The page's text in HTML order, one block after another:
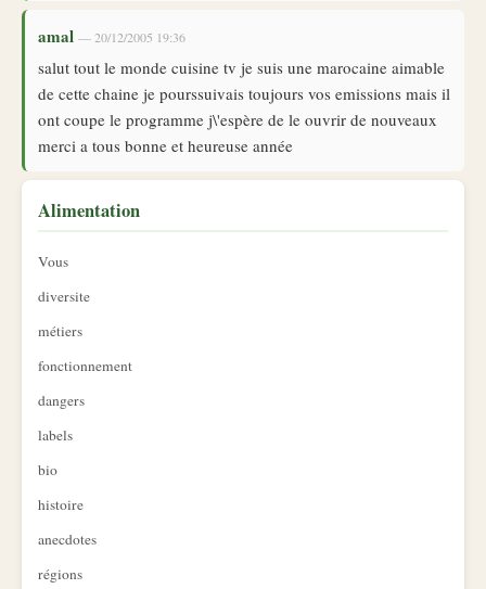
amal — 20/12/2005 19:36
salut tout le monde cuisine tv je suis une marocaine aimable
de cette chaine je pourssuivais toujours vos emissions mais il
ont coupe le programme j\'espère de le ouvrir de nouveaux
merci a tous bonne et heureuse année
Alimentation
Vous
diversite
métiers
fonctionnement
dangers
labels
bio
histoire
anecdotes
régions